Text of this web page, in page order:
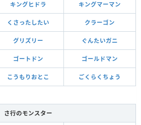
キングヒドラ キングマーマン
くさったしたい クラーゴン
グリズリー ぐんたいガニ
ゴートドン ゴールドマン
こうもりおとこ ごくらくちょう
さ行のモンスター